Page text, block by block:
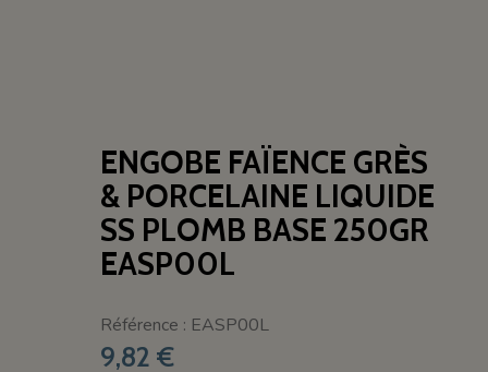
ENGOBE FAÏENCE GRÈS
& PORCELAINE LIQUIDE
SS PLOMB BASE 250GR
EASP00L
Référence : EASP00L
9,82 €